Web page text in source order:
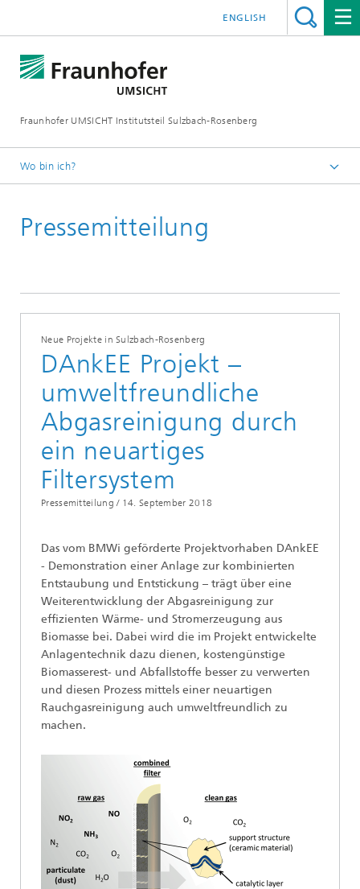
Fraunhofer UMSICHT Institutsteil Sulzbach-Rosenberg
ENGLISH
Wo bin ich?
News und Presse
Pressemitteilung
Neue Projekte in Sulzbach-Rosenberg
DAnkEE Projekt –
umweltfreundliche
Abgasreinigung durch
ein neuartiges
Filtersystem
Pressemitteilung / 14. September 2018
Das vom BMWi geförderte Projektvorhaben DAnkEE
- Demonstration einer Anlage zur kombinierten
Entstaubung und Entstickung – trägt über eine
Weiterentwicklung der Abgasreinigung zur
effizienten Wärme- und Stromerzeugung aus
Biomasse bei. Dabei wird die im Projekt entwickelte
Anlagentechnik dazu dienen, kostengünstige
Biomasserest- und Abfallstoffe besser zu verwerten
und diesen Prozess mittels einer neuartigen
Rauchgasreinigung auch umweltfreundlich zu
machen.